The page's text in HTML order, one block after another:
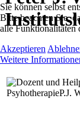
Sie können selbst
Bitte beachten Sie,
alle Funktionalitäten
Akzeptieren
Weitere